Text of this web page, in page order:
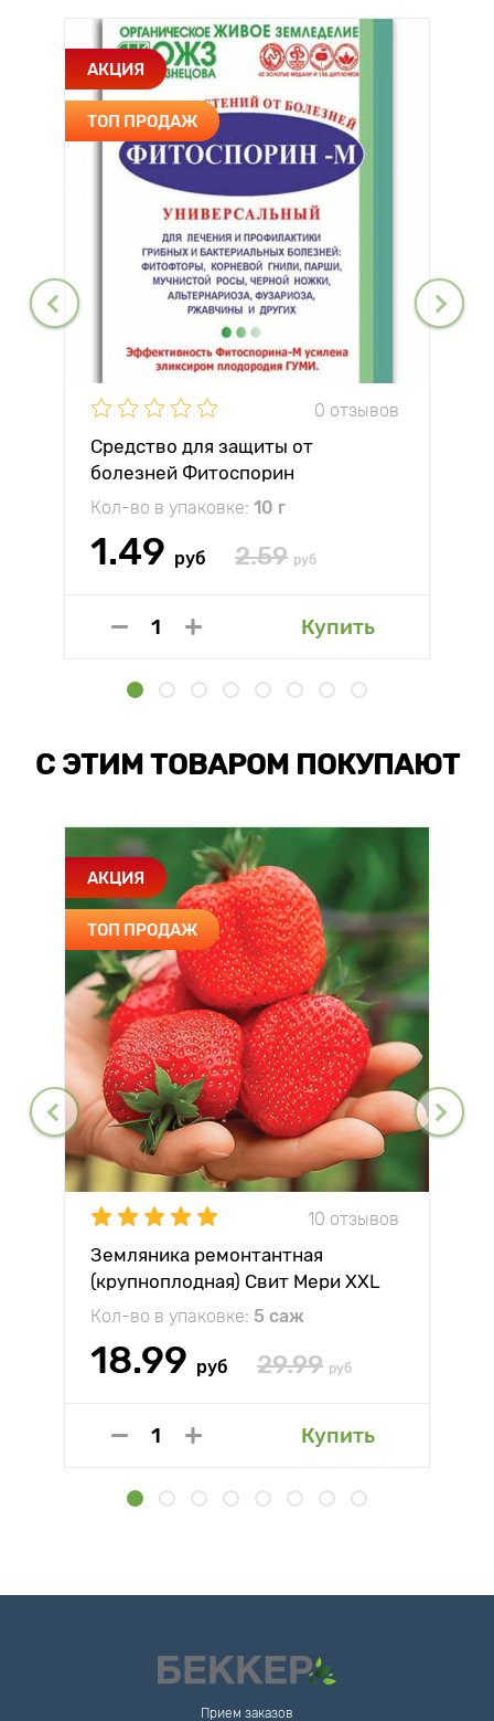
АКЦИЯ
ТОП ПРОДАЖ
0 отзывов
Средство для защиты от
болезней Фитоспорин
Кол-во в упаковке: 10 г
1.49 руб 2.59 руб
Купить
С ЭТИМ ТОВАРОМ ПОКУПАЮТ
АКЦИЯ
ТОП ПРОДАЖ
10 отзывов
Земляника ремонтантная
(крупноплодная) Свит Мери XXL
Кол-во в упаковке: 5 саж
18.99 руб 29.99 руб
Купить
Прием заказов